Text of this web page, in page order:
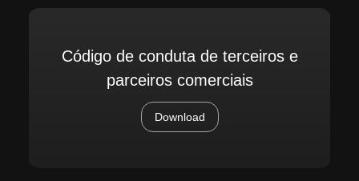
Código de conduta de terceiros e
parceiros comerciais
Download